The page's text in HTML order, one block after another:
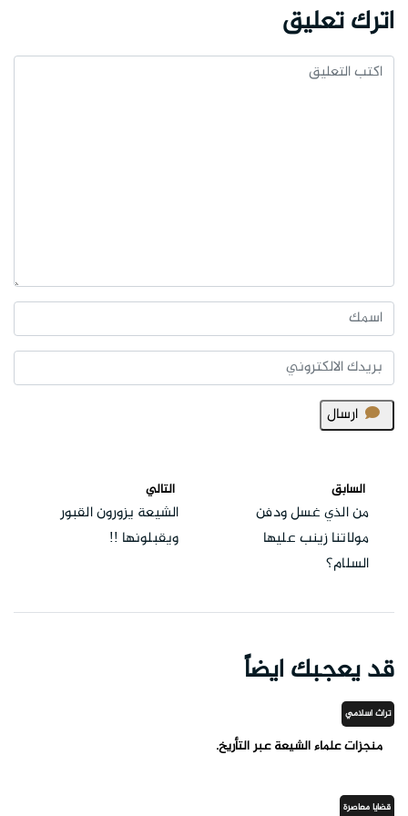
اترك تعليق
ارسال
السابق
من الذي غسل ودفن
مولاتنا زينب عليها
السلام؟
التالي
الشيعة يزورون القبور
ويقبلونها !!
قد يعجبك ايضاً
تراث اسلامي
منجزات علماء الشيعة عبر التأريخ.
قضايا معاصرة